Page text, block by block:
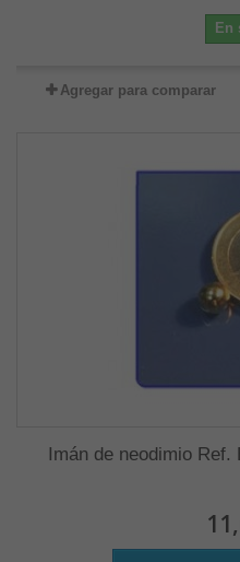
En
Agregar para comparar
Imán de neodimio